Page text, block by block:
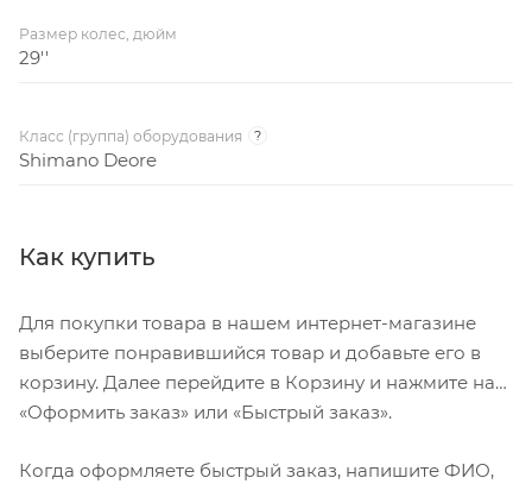
Размер колес, дюйм
29''
Класс (группа) оборудования ?
Shimano Deore
Как купить
Для покупки товара в нашем интернет-магазине
выберите понравившийся товар и добавьте его в
корзину. Далее перейдите в Корзину и нажмите на
«Оформить заказ» или «Быстрый заказ».
Когда оформляете быстрый заказ, напишите ФИО,